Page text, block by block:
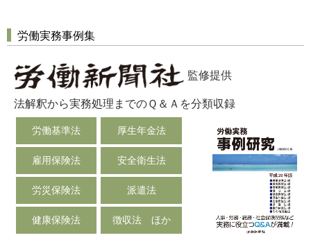
労働実務事例集
監修提供
法解釈から実務処理までのＱ＆Ａを分類収録
労働基準法 厚生年金法
雇用保険法 安全衛生法
労災保険法 派遣法
健康保険法 徴収法 ほか